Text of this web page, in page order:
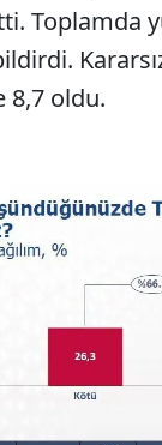
Toplamda
8,7 oldu.